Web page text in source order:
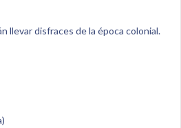
llevar disfraces de la época colonial.